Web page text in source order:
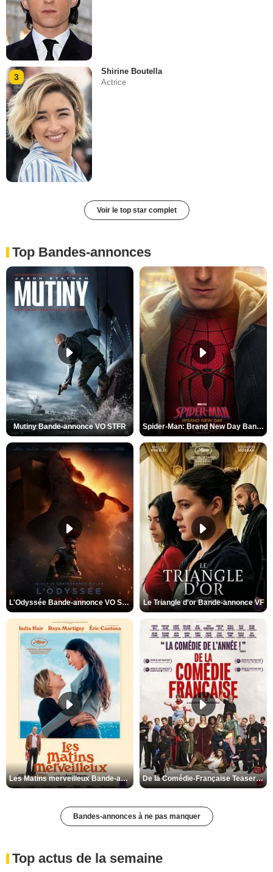
3
Shirine Boutella
Actrice
Voir le top star complet
Top Bandes-annonces
Mutiny Bande-annonce VO STFR Spider-Man: Brand New Day Bande-annonce VO STFR
L'Odyssée Bande-annonce VO STFR Le Triangle d'or Bande-annonce VF
Les Matins merveilleux Bande-annonce VF De la Comédie-Française Teaser VF
Bandes-annonces à ne pas manquer
Top actus de la semaine